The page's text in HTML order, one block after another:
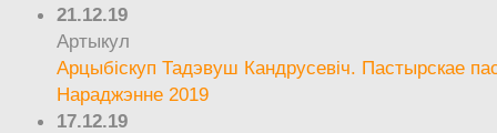
21.12.19
Артыкул
Арцыбіскуп Тадэвуш Кандрусевіч. Пастырскае
Нараджэнне 2019
17.12.19